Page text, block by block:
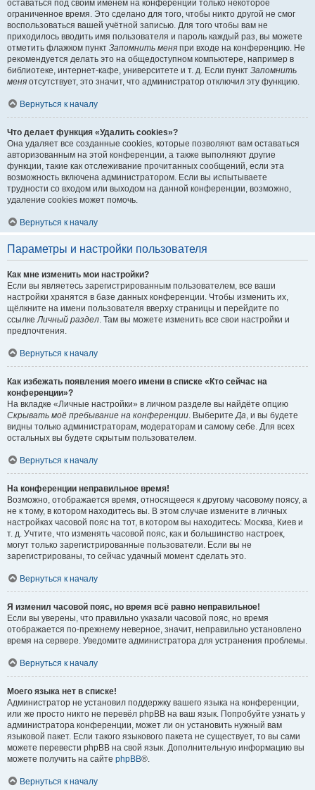
оставаться под своим именем на конференции только некоторое
ограниченное время. Это сделано для того, чтобы никто другой не смог
воспользоваться вашей учётной записью. Для того чтобы вам не
приходилось вводить имя пользователя и пароль каждый раз, вы можете
отметить флажком пункт Запомнить меня при входе на конференцию. Не
рекомендуется делать это на общедоступном компьютере, например в
библиотеке, интернет-кафе, университете и т. д. Если пункт Запомнить
меня отсутствует, это значит, что администратор отключил эту функцию.
Вернуться к началу
Что делает функция «Удалить cookies»?
Она удаляет все созданные cookies, которые позволяют вам оставаться
авторизованным на этой конференции, а также выполняют другие
функции, такие как отслеживание прочитанных сообщений, если эта
возможность включена администратором. Если вы испытываете
трудности со входом или выходом на данной конференции, возможно,
удаление cookies может помочь.
Вернуться к началу
Параметры и настройки пользователя
Как мне изменить мои настройки?
Если вы являетесь зарегистрированным пользователем, все ваши
настройки хранятся в базе данных конференции. Чтобы изменить их,
щёлкните на имени пользователя вверху страницы и перейдите по
ссылкеЛичный раздел. Там вы можете изменить все свои настройки и
предпочтения.
Вернуться к началу
Как избежать появления моего имени в списке «Кто сейчас на
конференции»?
На вкладке «Личные настройки» в личном разделе вы найдёте опцию
Скрывать моё пребывание на конференции. ВыберитеДа, и вы будете
видны только администраторам, модераторам и самому себе. Для всех
остальных вы будете скрытым пользователем.
Вернуться к началу
На конференции неправильное время!
Возможно, отображается время, относящееся к другому часовому поясу, а
не к тому, в котором находитесь вы. В этом случае измените в личных
настройках часовой пояс на тот, в котором вы находитесь: Москва, Киев и
т. д. Учтите, что изменять часовой пояс, как и большинство настроек,
могут только зарегистрированные пользователи. Если вы не
зарегистрированы, то сейчас удачный момент сделать это.
Вернуться к началу
Я изменил часовой пояс, но время всё равно неправильное!
Если вы уверены, что правильно указали часовой пояс, но время
отображается по-прежнему неверное, значит, неправильно установлено
время на сервере. Уведомите администратора для устранения проблемы.
Вернуться к началу
Моего языка нет в списке!
Администратор не установил поддержку вашего языка на конференции,
или же просто никто не перевёл phpBB на ваш язык. Попробуйте узнать у
администратора конференции, может ли он установить нужный вам
языковой пакет. Если такого языкового пакета не существует, то вы сами
можете перевести phpBB на свой язык. Дополнительную информацию вы
можете получить на сайте phpBB®.
Вернуться к началу